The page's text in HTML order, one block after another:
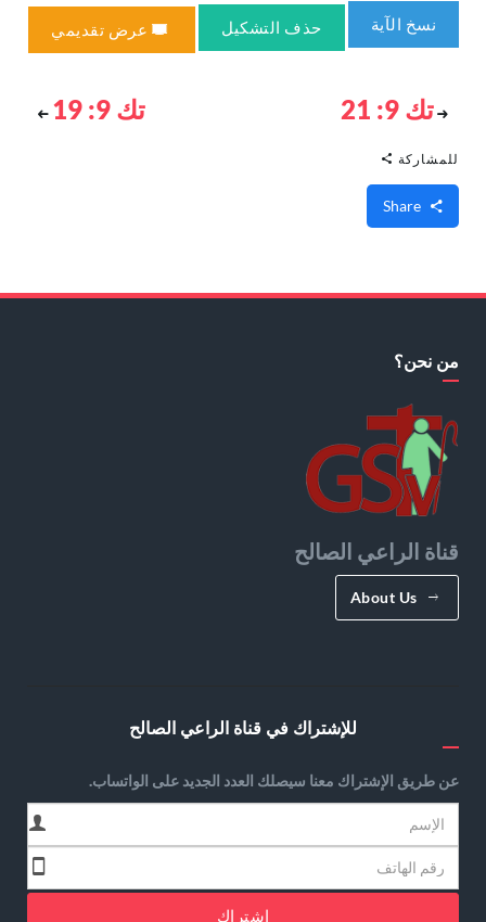
نسخ الآية حذف التشكيل عرض تقديمي
تك 9: 21 تك 9: 19
للمشاركة
من نحن؟
قناة الراعي الصالح
About Us
للإشتراك في قناة الراعي الصالح
عن طريق الإشتراك معنا سيصلك العدد الجديد على الواتساب.
إشتراك